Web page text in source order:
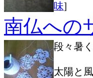
味]
南仏への
段々暑
太陽と